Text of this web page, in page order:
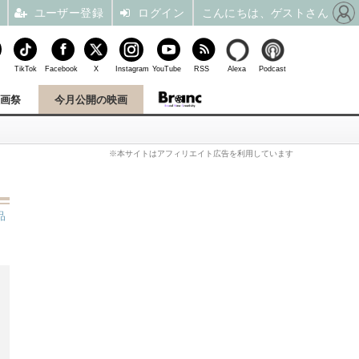
祭 今月公開の映画
※本サイトはアフィリエイト広告を利用しています
TikTok Facebook X Instagram YouTube RSS Alexa Podcast
ユーザー登録 ログイン こんにちは、ゲストさん